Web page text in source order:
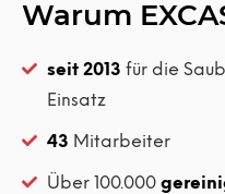
Warum
seit 2013 für die
Einsatz
43 Mitarbeiter
Über 100.000